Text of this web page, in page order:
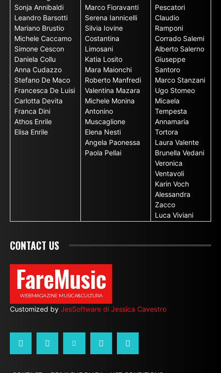
Sonja Annibaldi
Leandro Barsotti
Mariano Brustio
Michele Caccamo
Simone Cescon
Daniela Collu
Anna Cudazzo
Stefano De Maco
Francesca De Luisi
Carlotta Devita
Franca Dini
Athos Enrile
Elisa Enrile
Marco Fioravanti
Serena Iannicelli
Silvia Iovine
Costantina
Limosani
Katia Losito
Mara Maionchi
Roberto Manfredi
Valentina Mazara
Michele Monina
Antonino
Muscaglione
Elena Nesti
Angela Paonessa
Paola Pellai
Pescatori
Claudio
Ramponi
Corrado Salemi
Alberto Salerno
Giuseppe
Santoro
Marco Stanzani
Ugo Stomeo
Micaela
Tempesta
Annamaria
Tortora
Laura Valente
Brunella Vedani
Veronica
Ventavoli
Karin Voch
Alessandra
Zacco
Luca Viviani
CONTACT US
FareMusic
WEBMAGAZINE MUSICA&CULTURA
Customized by JesSoftware di Jessica Cavestro